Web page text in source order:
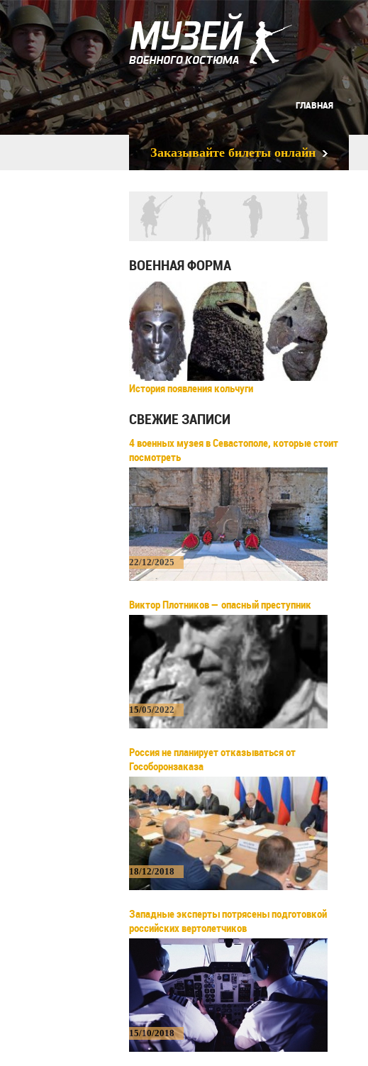
ГЛАВНАЯ
Заказывайте билеты онлайн
ВОЕННАЯ ФОРМА
История появления кольчуги
СВЕЖИЕ ЗАПИСИ
4 военных музея в Севастополе, которые стоит
посмотреть
22/12/2025
Виктор Плотников — опасный преступник
15/05/2022
Россия не планирует отказываться от
Гособоронзаказа
18/12/2018
Западные эксперты потрясены подготовкой
российских вертолетчиков
15/10/2018